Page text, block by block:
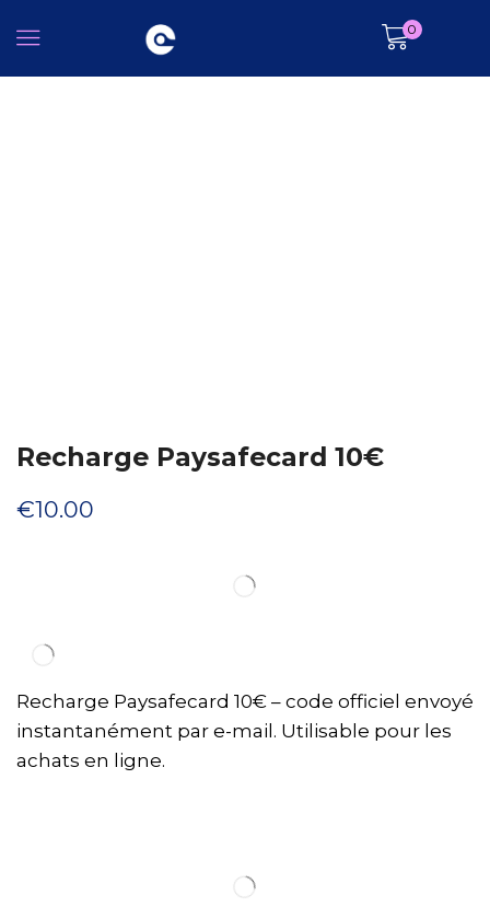
0
Recharge Paysafecard 10€
€10.00
Recharge Paysafecard 10€ – code officiel envoyé
instantanément par e-mail. Utilisable pour les
achats en ligne.